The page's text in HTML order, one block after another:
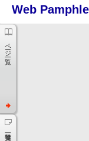
ページ一覧